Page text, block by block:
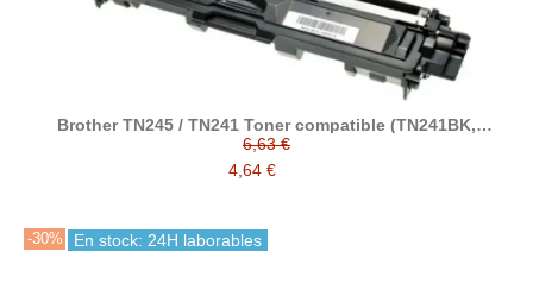
Brother TN245 / TN241 Toner compatible (TN241BK,
TN245C, TN245M, TN245Y)
6,63 €
4,64 €
-30% En stock: 24H laborables